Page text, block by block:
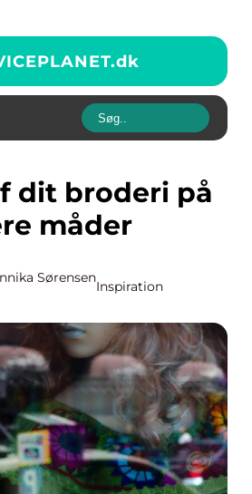
dk
måder
Sørensen
Inspiration